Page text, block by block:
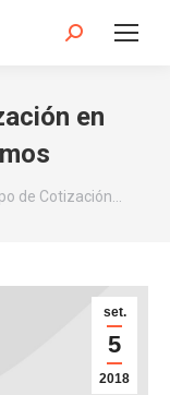
Search:
en
de Cotización…
set.
5
2018